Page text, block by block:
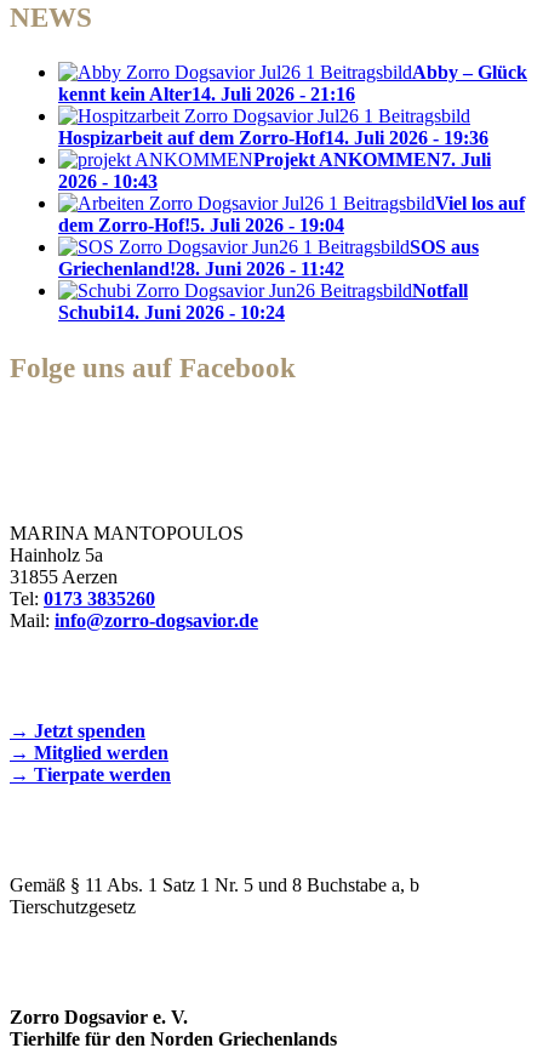
NEWS
Abby – Glück
kennt kein Alter14. Juli 2026 - 21:16
Hospizarbeit auf dem Zorro-Hof14. Juli 2026 - 19:36
Projekt ANKOMMEN7. Juli
2026 - 10:43
Viel los auf
dem Zorro-Hof!5. Juli 2026 - 19:04
SOS aus
Griechenland!28. Juni 2026 - 11:42
Notfall
Schubi14. Juni 2026 - 10:24
Folge uns auf Facebook
MARINA MANTOPOULOS
Hainholz 5a
31855 Aerzen
Tel: 0173 3835260
Mail: info@zorro-dogsavior.de
→ Jetzt spenden
→ Mitglied werden
→ Tierpate werden
Gemäß § 11 Abs. 1 Satz 1 Nr. 5 und 8 Buchstabe a, b
Tierschutzgesetz
Zorro Dogsavior e. V.
Tierhilfe für den Norden Griechenlands